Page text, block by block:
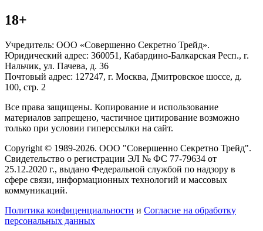
18+
Учредитель: ООО «Совершенно Секретно Трейд».
Юридический адрес: 360051, Кабардино-Балкарская Респ., г.
Нальчик, ул. Пачева, д. 36
Почтовый адрес: 127247, г. Москва, Дмитровское шоссе, д.
100, стр. 2
Все права защищены. Копирование и использование
материалов запрещено, частичное цитирование возможно
только при условии гиперссылки на сайт.
Copyright © 1989-2026. ООО "Совершенно Секретно Трейд".
Свидетельство о регистрации ЭЛ № ФС 77-79634 от
25.12.2020 г., выдано Федеральной службой по надзору в
сфере связи, информационных технологий и массовых
коммуникаций.
Политика конфиценциальности и Согласие на обработку
персональных данных